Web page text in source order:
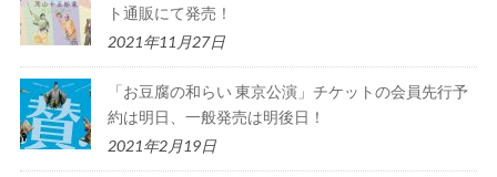
ト通販にて発売！
2021年11月27日
「お豆腐の和らい 東京公演」チケットの会員先行予
約は明日、一般発売は明後日！
2021年2月19日